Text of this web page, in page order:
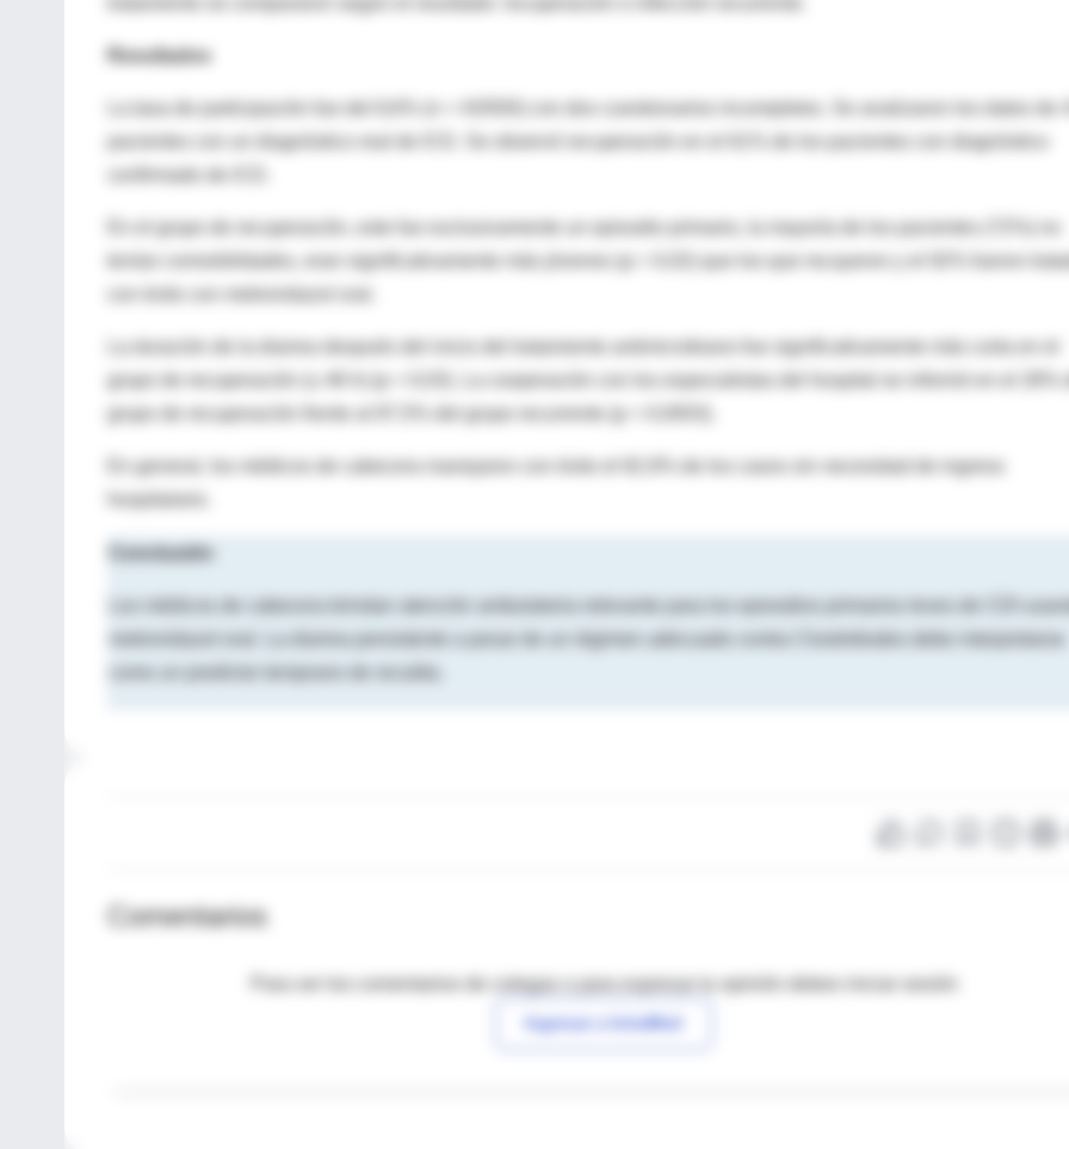
Resultados
pacientes con un diagnóstico real de ICD. Se observó recuperación en el 61% de los pacientes con diagnóstico
En el grupo de recuperación, este fue exclusivamente un episodio primario, la mayoría de los pacientes (72%) no
tenían comorbilidades, eran significativamente más jóvenes (p = 0,02) que los que recayeron y el 92% fueron
La duración de la diarrea después del inicio del tratamiento antimicrobiano fue significativamente más corta en el
grupo de recuperación (≤ 48 h) (p = 0,03). La cooperación con los especialistas del hospital se informó en el 28%
grupo de recuperación frente al 87,5% del grupo recurrente (p = 0,0003).
En general, los médicos de cabecera manejaron con éxito el 82,9% de los casos sin necesidad de ingreso
Conclusión
Comentarios
Para ver los comentarios de colegas o para expresar tu opinión debes iniciar sesión
Ingresar a IntraMed